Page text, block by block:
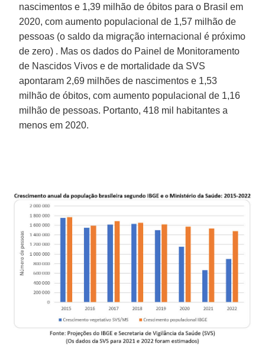
nascimentos e 1,39 milhão de óbitos para o Brasil em
2020, com aumento populacional de 1,57 milhão de
pessoas (o saldo da migração internacional é próximo
de zero) . Mas os dados do Painel de Monitoramento
de Nascidos Vivos e de mortalidade da SVS
apontaram 2,69 milhões de nascimentos e 1,53
milhão de óbitos, com aumento populacional de 1,16
milhão de pessoas. Portanto, 418 mil habitantes a
menos em 2020.